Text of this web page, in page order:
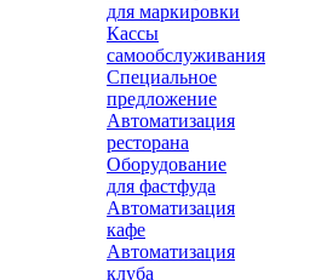
для маркировки
Кассы
самообслуживания
Специальное
предложение
Автоматизация
ресторана
Оборудование
для фастфуда
Автоматизация
кафе
Автоматизация
клуба